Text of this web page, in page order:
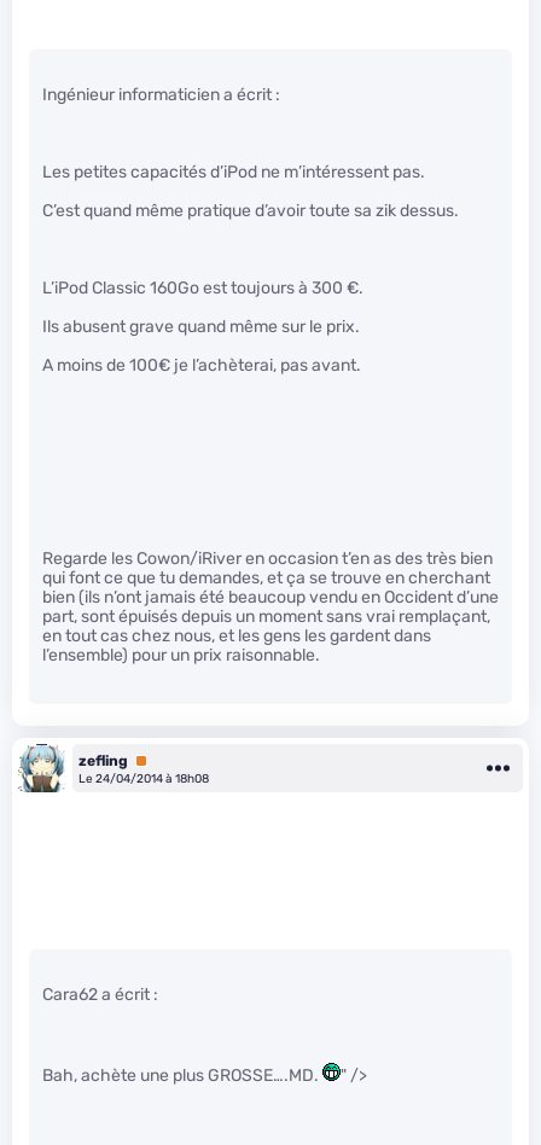
Ingénieur informaticien a écrit :
Les petites capacités d’iPod ne m’intéressent pas.
C’est quand même pratique d’avoir toute sa zik dessus.
L’iPod Classic 160Go est toujours à 300 €.
Ils abusent grave quand même sur le prix.
A moins de 100€ je l’achèterai, pas avant.
Regarde les Cowon/iRiver en occasion t’en as des très bien
qui font ce que tu demandes, et ça se trouve en cherchant
bien (ils n’ont jamais été beaucoup vendu en Occident d’une
part, sont épuisés depuis un moment sans vrai remplaçant,
en tout cas chez nous, et les gens les gardent dans
l’ensemble) pour un prix raisonnable.
zefling
Premium
Le 24/04/2014 à 18h08
Cara62 a écrit :
Bah, achète une plus GROSSE….MD. " />